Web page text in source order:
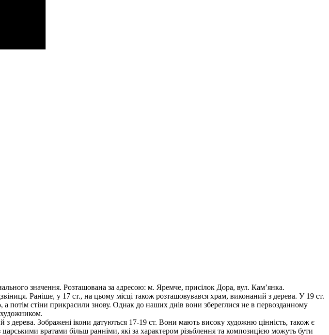
значення. Розташована за адресою: м. Яремче, присілок Дора, вул. Кам’янка.
Раніше, у 17 ст., на цьому місці також розташовувався храм, виконаний з дерева. У 19 ст.
потім стіни прикрасили знову. Однак до наших днів вони збереглися не в первозданному
художником.
дерева. Зображені ікони датуються 17-19 ст. Вони мають високу художню цінність, також є
вратами більш ранніми, які за характером різьблення та композицією можуть бути